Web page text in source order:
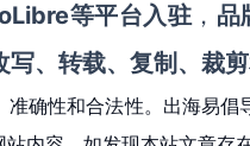
等平台入驻 ， 品
写、转载、复制、裁
确性和合法性。出海易